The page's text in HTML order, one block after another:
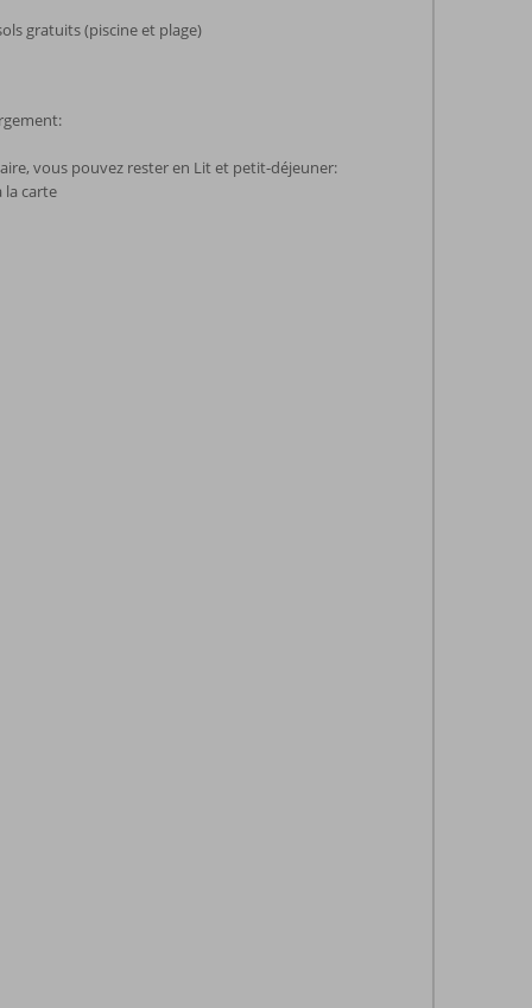
gratuits (piscine et plage)
vous pouvez rester en Lit et petit-déjeuner:
la carte